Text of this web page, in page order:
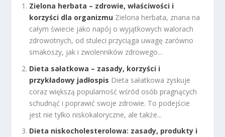
Zielona herbata – zdrowie, właściwości i
korzyści dla organizmu Zielona herbata, znana na
całym świecie jako napój o wyjątkowych walorach
zdrowotnych, od stuleci przyciąga uwagę zarówno
smakoszy, jak i zwolenników zdrowego...
Dieta sałatkowa – zasady, korzyści i
przykładowy jadłospis Dieta sałatkowa zyskuje
coraz większą popularność wśród osób pragnących
schudnąć i poprawić swoje zdrowie. To podejście
jest nie tylko niskokaloryczne, ale także...
Dieta niskocholesterolowa: zasady, produkty i